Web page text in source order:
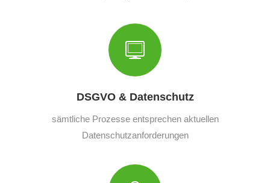
DSGVO & Datenschutz
sämtliche Prozesse entsprechen aktuellen
Datenschutzanforderungen